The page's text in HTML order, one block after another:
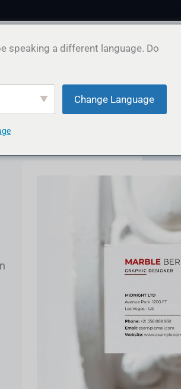
a
et marketing Portefeuille
speaking a different language. Do
Change Language